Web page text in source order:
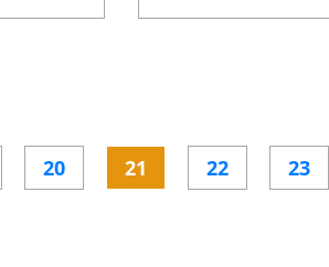
والموظفين
20 21 22 23